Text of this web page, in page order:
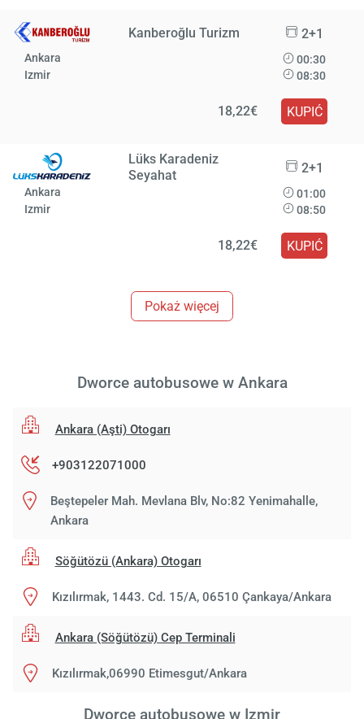
Kanberoğlu Turizm 2+1
Ankara
Izmir
00:30
08:30
18,22€ KUPIĆ
Lüks Karadeniz
Seyahat
2+1
Ankara
Izmir
01:00
08:50
18,22€ KUPIĆ
Pokaż więcej
Dworce autobusowe w Ankara
Ankara (Aşti) Otogarı
+903122071000
Beştepeler Mah. Mevlana Blv, No:82 Yenimahalle,
Ankara
Söğütözü (Ankara) Otogarı
Kızılırmak, 1443. Cd. 15/A, 06510 Çankaya/Ankara
Ankara (Söğütözü) Cep Terminali
Kızılırmak,06990 Etimesgut/Ankara
Dworce autobusowe w Izmir